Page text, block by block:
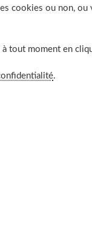
consomme deux
de cette eau de
tôt ou tard en urine.
de brûler sans
cookies ou non,
tout moment en
.